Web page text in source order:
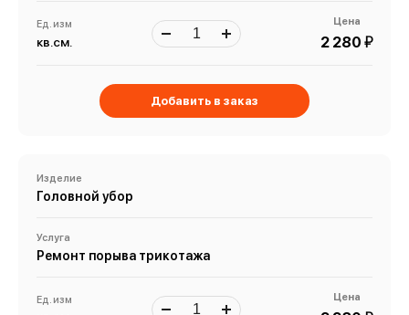
Ед. изм
кв.см.
Цена
2 280 й
Добавить в заказ
Изделие
Головной убор
Услуга
Ремонт порыва трикотажа
Ед. изм Цена